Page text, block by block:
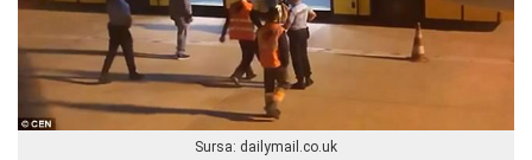
Sursa: dailymail.co.uk